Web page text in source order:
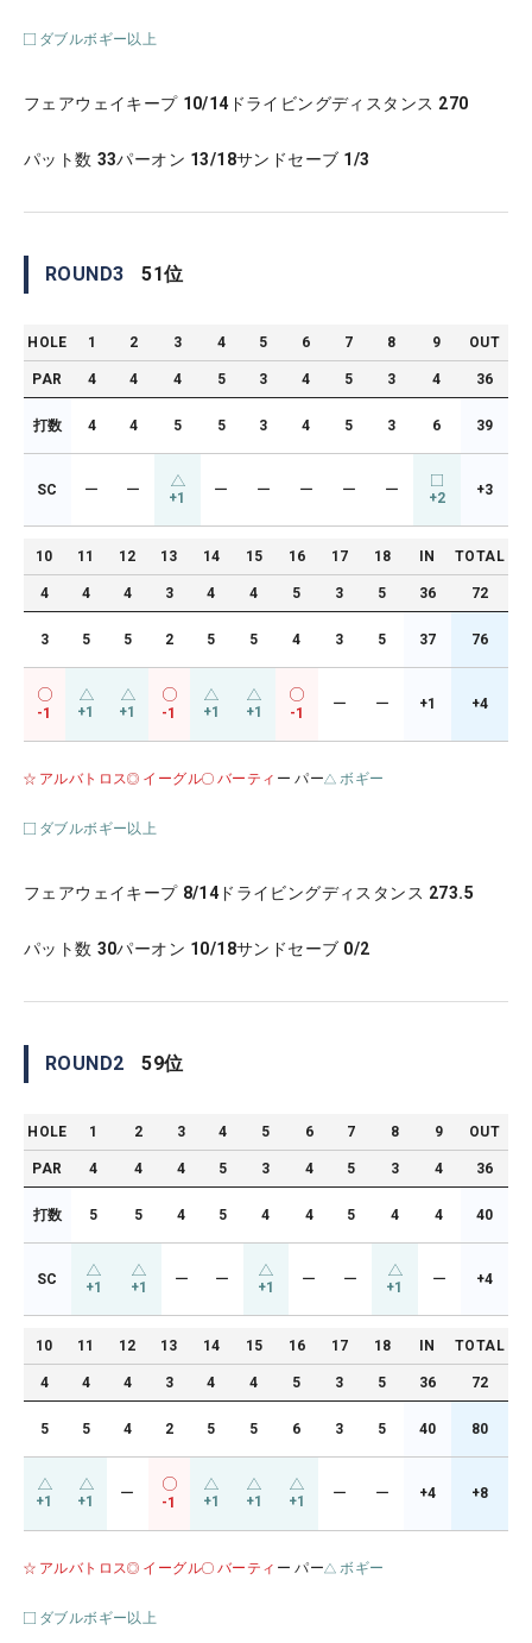
ダブルボギー以上
フェアウェイキープ 10/14 ドライビングディスタンス 270
パット数 33パーオン 13/18サンドセーブ 1/3
ROUND3 51位
HOLE 1 2 3 4 5 6 7 8 9 OUT
PAR 4 4 4 5 3 4 5 3 4 36
打数 4 4 5 5 3 4 5 3 6 39
SC ー ー +1 ー ー ー ー ー +2 +3
10 11 12 13 14 15 16 17 18 IN TOTAL
4 4 4 3 4 4 5 3 5 36 72
3 5 5 2 5 5 4 3 5 37 76
-1 +1 +1 -1 +1 +1 -1
ー ー +1 +4
アルバトロス イーグル バーティ ー パー ボギー
ダブルボギー以上
フェアウェイキープ 8/14 ドライビングディスタンス 273.5
パット数 30パーオン 10/18サンドセーブ 0/2
ROUND2 59位
HOLE 1 2 3 4 5 6 7 8 9 OUT
PAR 4 4 4 5 3 4 5 3 4 36
打数 5 5 4 5 4 4 5 4 4 40
SC +1 +1 ー ー +1 ー ー +1 ー +4
10 11 12 13 14 15 16 17 18 IN TOTAL
4 4 4 3 4 4 5 3 5 36 72
5 5 4 2 5 5 6 3 5 40 80
+1 +1 ー
-1 +1 +1 +1 ー ー +4 +8
アルバトロス イーグル バーティ ー パー ボギー
ダブルボギー以上